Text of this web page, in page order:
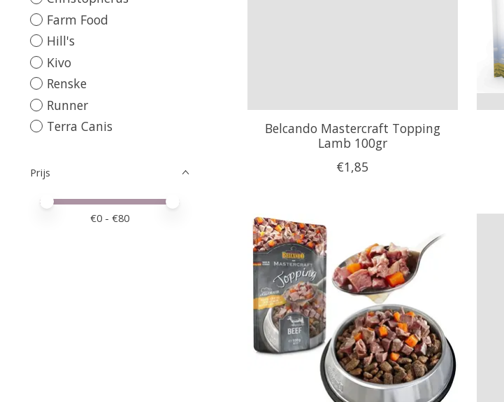
Farm Food
Hill's
Kivo
Renske
Runner
Terra Canis
Prijs
Minimale prijswaarde
Price maximum value
€0 - €80
Belcando Mastercraft Topping
Lamb 100gr
€1,85